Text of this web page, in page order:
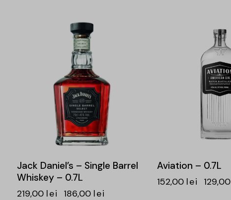
Jack Daniel’s – Single Barrel
Whiskey – 0.7L
219,00 lei 186,00 lei
Aviation – 0.7L
152,00 lei 129,00